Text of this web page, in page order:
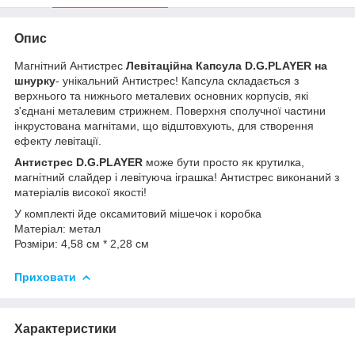
Опис
Магнітний Антистрес Левітаційна Капсула D.G.PLAYER на
шнурку- унікальний Антистрес! Капсула складається з
верхнього та нижнього металевих основних корпусів, які
з'єднані металевим стрижнем. Поверхня сполучної частини
інкрустована магнітами, що відштовхують, для створення
ефекту левітації.
Антистрес D.G.PLAYER може бути просто як крутилка,
магнітний слайдер і левітуюча іграшка! Антистрес виконаний з
матеріалів високої якості!
У комплекті йде оксамитовий мішечок і коробка
Матеріал: метал
Розміри: 4,58 см * 2,28 см
Приховати
Характеристики